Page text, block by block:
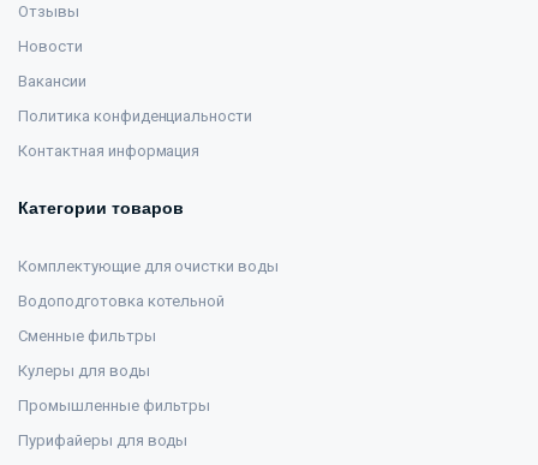
Отзывы
Новости
Вакансии
Политика конфиденциальности
Контактная информация
Категории товаров
Комплектующие для очистки воды
Водоподготовка котельной
Сменные фильтры
Кулеры для воды
Промышленные фильтры
Пурифайеры для воды